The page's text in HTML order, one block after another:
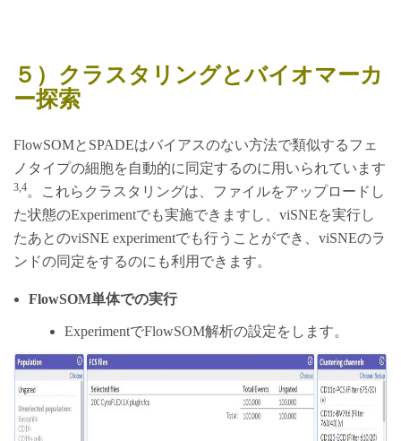
５）クラスタリングとバイオマーカ
ー探索
FlowSOMとSPADEはバイアスのない方法で類似するフェ
ノタイプの細胞を自動的に同定するのに用いられています
3,4。これらクラスタリングは、ファイルをアップロードし
た状態のExperimentでも実施できますし、viSNEを実行し
たあとのviSNE experimentでも行うことができ、viSNEのラ
ンドの同定をするのにも利用できます。
FlowSOM単体での実行
ExperimentでFlowSOM解析の設定をします。